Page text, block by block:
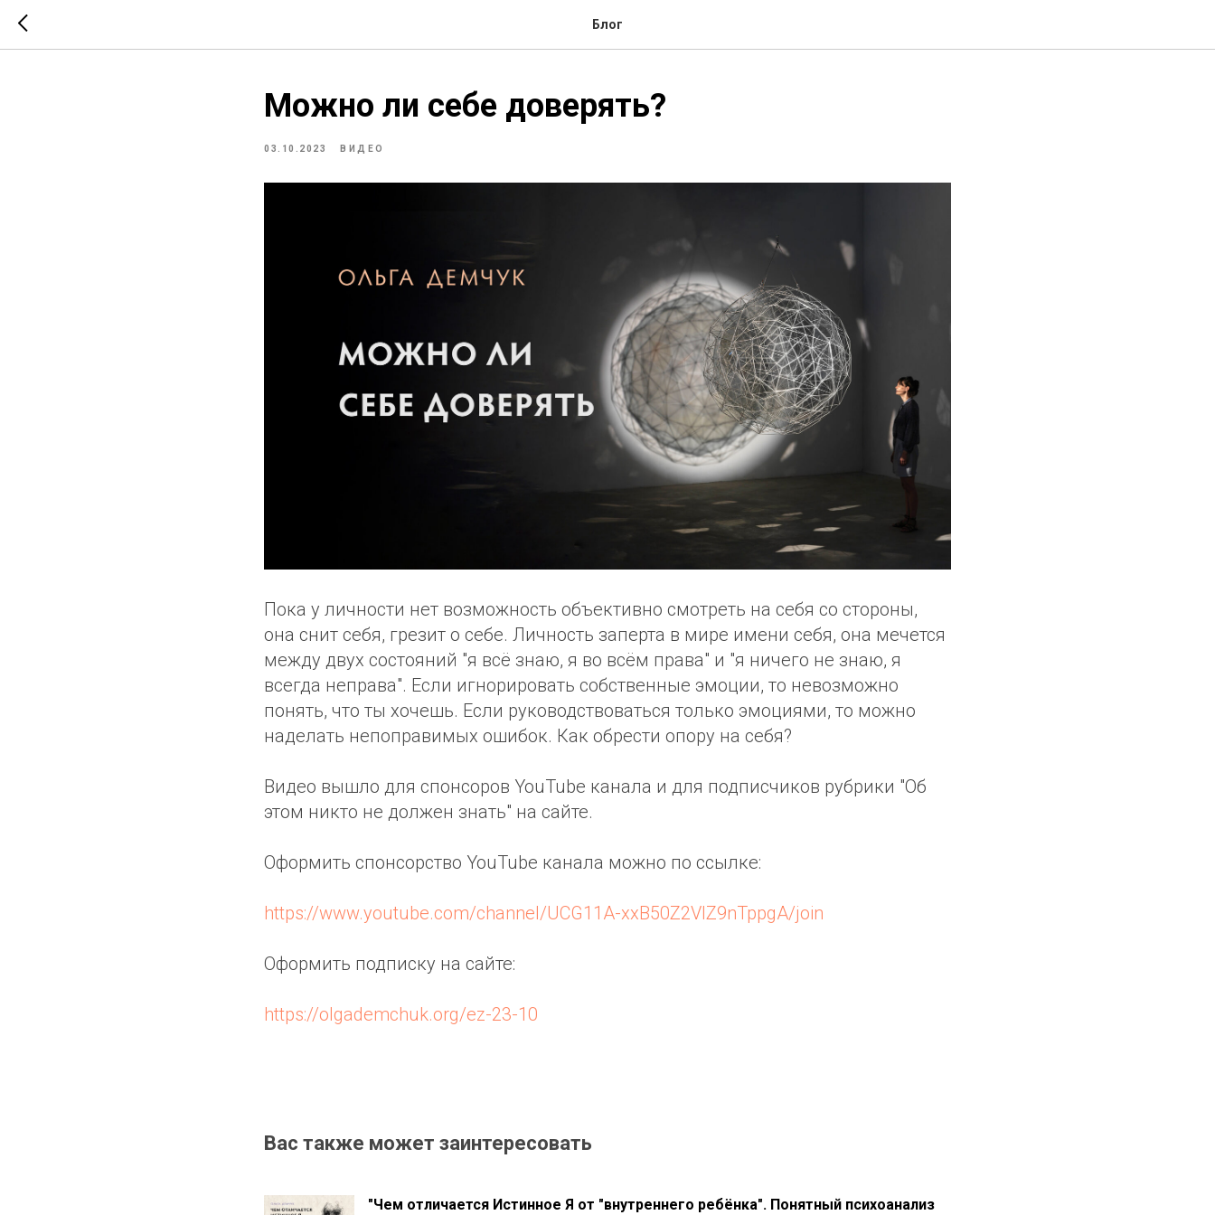
Блог
Можно ли себе доверять?
03.10.2023 ВИДЕО
Пока у личности нет возможность объективно смотреть на себя со стороны,
она снит себя, грезит о себе. Личность заперта в мире имени себя, она мечется
между двух состояний "я всё знаю, я во всём права" и "я ничего не знаю, я
всегда неправа". Если игнорировать собственные эмоции, то невозможно
понять, что ты хочешь. Если руководствоваться только эмоциями, то можно
наделать непоправимых ошибок. Как обрести опору на себя?
Видео вышло для спонсоров YouTube канала и для подписчиков рубрики "Об
этом никто не должен знать" на сайте.
Оформить спонсорство YouTube канала можно по ссылке:
https://www.youtube.com/channel/UCG11A-xxB50Z2VIZ9nTppgA/join
Оформить подписку на сайте:
https://olgademchuk.org/ez-23-10
Вас также может заинтересовать
"Чем отличается Истинное Я от "внутреннего ребёнка". Понятный психоанализ